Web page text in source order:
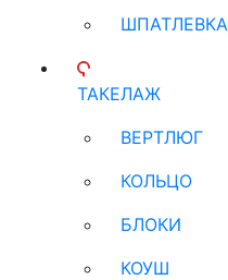
ШПАТЛЕВКА
ТАКЕЛАЖ
ВЕРТЛЮГ
КОЛЬЦО
БЛОКИ
КОУШ